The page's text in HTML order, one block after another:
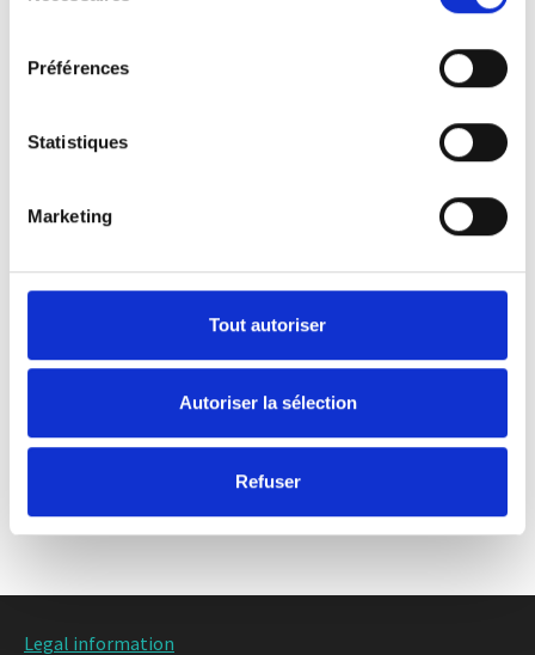
Préférences
Statistiques
Marketing
Tout autoriser
Autoriser la sélection
Refuser
transformation numérique qui réduit les
Comment encourager la recherche et favoriser le
partage des valeurs ?
Legal information